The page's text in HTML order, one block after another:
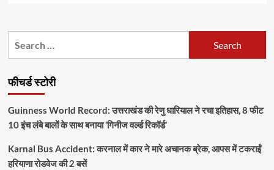
फीचर्ड स्टोरी
Guinness World Record: उत्तराखंड की रेणु धारियाल ने रचा इतिहास, 8 फीट
10 इंच लंबे बालों के साथ बनाया ‘गिनीज वर्ल्ड रिकॉर्ड’
Karnal Bus Accident: करनाल में कार ने मारे अचानक ब्रेक, आपस में टकराईं
हरियाणा रोडवेज की 2 बसें